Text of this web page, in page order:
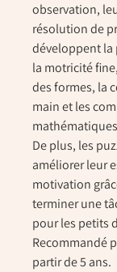
observation,
résolution de
développent la
la motricité
des formes, la
main et les
De plus, les
améliorer leur
motivation
terminer une
pour les petits
Recommandé
partir de 5 ans.